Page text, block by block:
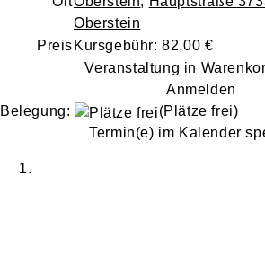
Oberstein
Preis Kursgebühr: 82,00 €
Veranstaltung in
Anmelden
Belegung:
(Plätze frei)
Termin(e) im Kalender